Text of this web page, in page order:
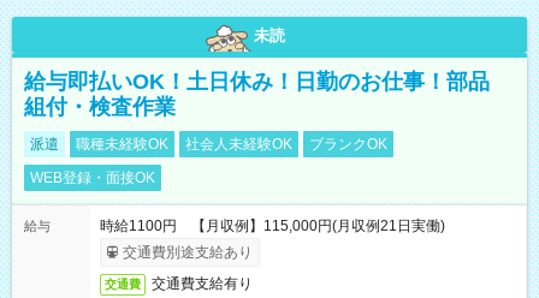
未読
給与即払いOK！土日休み！日勤のお仕事！部品
組付・検査作業
派遣 職種未経験OK 社会人未経験OK
ブランクOK
WEB登録・面接OK
給与
時給1100円 【月収例】115,000円(月収例21日実働)
交通費別途支給あり
交通費 交通費支給有り